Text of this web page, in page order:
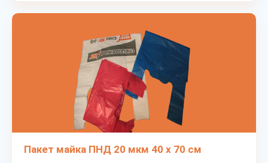
Пакет майка ПНД 20 мкм 40 х 70 см